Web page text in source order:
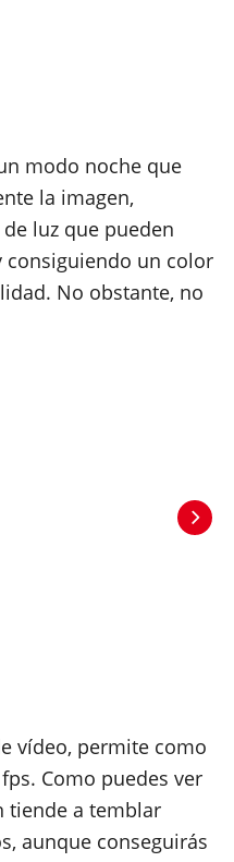
modo noche que
la imagen,
luz que pueden
un color
No obstante, no
vídeo, permite como
Como puedes ver
tiende a temblar
aunque conseguirás